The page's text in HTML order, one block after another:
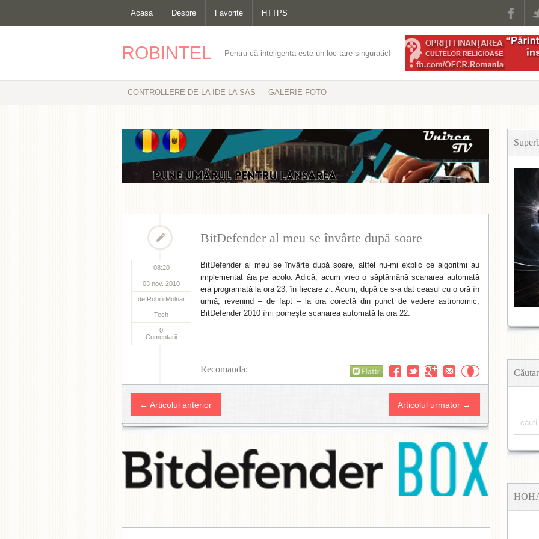
Acasa Despre Favorite HTTPS
ROBINTEL Pentru că inteligența este un loc tare singuratic!
CONTROLLERE DE LA IDE LA SAS GALERIE FOTO
08:20
03 nov. 2010
de Robin Molnar
Tech
0
Comentarii
BitDefender al meu se învârte după soare
BitDefender al meu se învârte după soare, altfel nu-mi explic ce algoritmi au
implementat ăia pe acolo. Adică, acum vreo o săptămână scanarea automată
era programată la ora 23, în fiecare zi. Acum, după ce s-a dat ceasul cu o oră în
urmă, revenind – de fapt – la ora corectă din punct de vedere astronomic,
BitDefender 2010 îmi pornește scanarea automată la ora 22.
Recomanda:
← Articolul anterior Articolul urmator →